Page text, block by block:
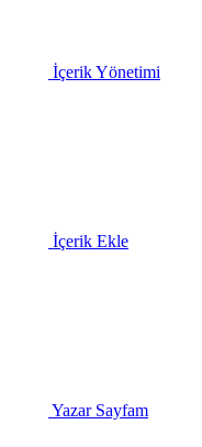
İçerik Yönetimi
İçerik Ekle
Yazar Sayfam